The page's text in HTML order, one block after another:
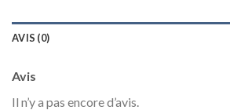
AVIS (0)
Avis
Il n’y a pas encore d’avis.